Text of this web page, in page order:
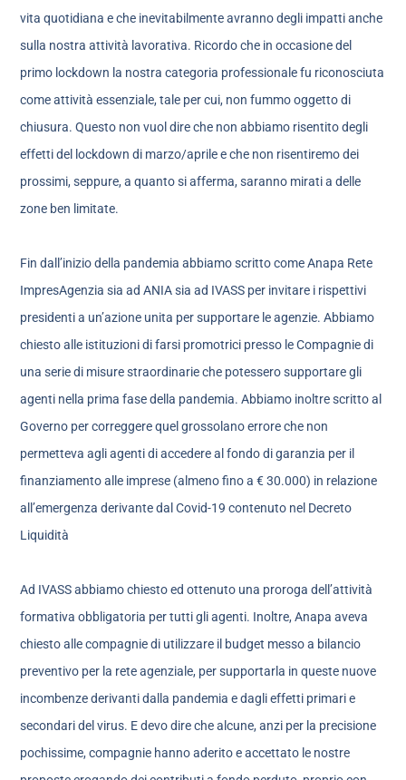
vita quotidiana e che inevitabilmente avranno degli impatti anche
sulla nostra attività lavorativa. Ricordo che in occasione del
primo lockdown la nostra categoria professionale fu riconosciuta
come attività essenziale, tale per cui, non fummo oggetto di
chiusura. Questo non vuol dire che non abbiamo risentito degli
effetti del lockdown di marzo/aprile e che non risentiremo dei
prossimi, seppure, a quanto si afferma, saranno mirati a delle
zone ben limitate.
Fin dall’inizio della pandemia abbiamo scritto come Anapa Rete
ImpresAgenzia sia ad ANIA sia ad IVASS per invitare i rispettivi
presidenti a un’azione unita per supportare le agenzie. Abbiamo
chiesto alle istituzioni di farsi promotrici presso le Compagnie di
una serie di misure straordinarie che potessero supportare gli
agenti nella prima fase della pandemia. Abbiamo inoltre scritto al
Governo per correggere quel grossolano errore che non
permetteva agli agenti di accedere al fondo di garanzia per il
finanziamento alle imprese (almeno fino a € 30.000) in relazione
all’emergenza derivante dal Covid-19 contenuto nel Decreto
Liquidità
Ad IVASS abbiamo chiesto ed ottenuto una proroga dell’attività
formativa obbligatoria per tutti gli agenti. Inoltre, Anapa aveva
chiesto alle compagnie di utilizzare il budget messo a bilancio
preventivo per la rete agenziale, per supportarla in queste nuove
incombenze derivanti dalla pandemia e dagli effetti primari e
secondari del virus. E devo dire che alcune, anzi per la precisione
pochissime, compagnie hanno aderito e accettato le nostre